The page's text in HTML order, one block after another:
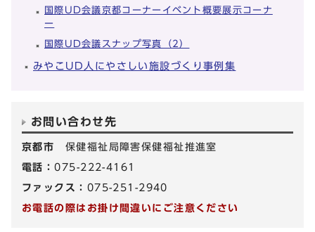
国際UD会議京都コーナーイベント概要展示コーナ
ー
国際UD会議スナップ写真（2）
みやこUD人にやさしい施設づくり事例集
お問い合わせ先
京都市 保健福祉局障害保健福祉推進室
電話：075-222-4161
ファックス： 075-251-2940
お電話の際はお掛け間違いにご注意ください